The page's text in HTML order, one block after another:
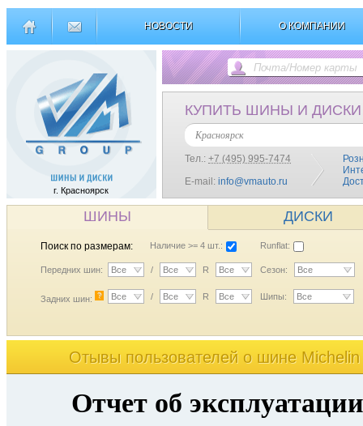
НОВОСТИ О КОМПАНИИ
г. Красноярск
КУПИТЬ ШИНЫ И ДИСКИ
Красноярск
Тел.: +7 (495) 995-7474
E-mail: info@vmauto.ru
ШИНЫ ДИСКИ
Поиск по размерам: Наличие >= 4 шт.: Runflat:
Передних шин: Все / Все R Все Сезон: Все
Задних шин: ? Все / Все R Все Шипы: Все
Отывы пользователей o шине
Отчет об